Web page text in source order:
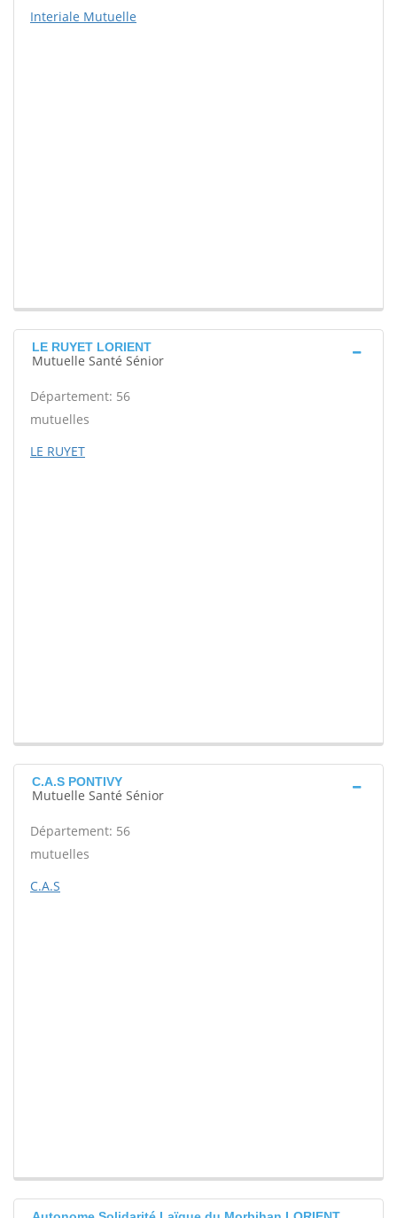
Interiale Mutuelle
LE RUYET LORIENT
Mutuelle Santé Sénior
Département: 56
mutuelles
LE RUYET
C.A.S PONTIVY
Mutuelle Santé Sénior
Département: 56
mutuelles
C.A.S